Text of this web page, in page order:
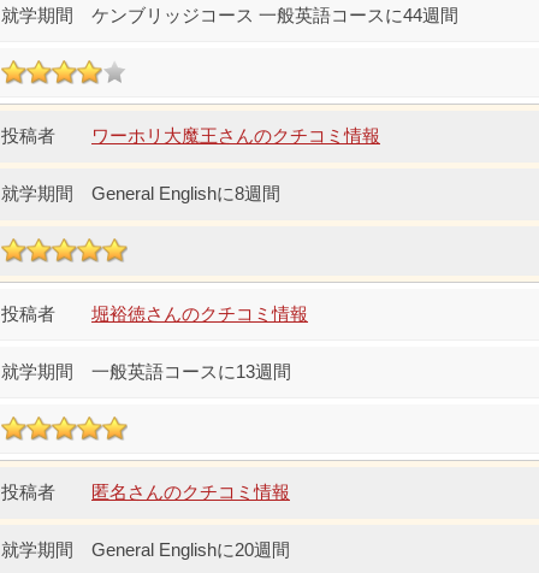
ケンブリッジコース 一般英語コースに44週間
ワーホリ大魔王さんのクチコミ情報
General Englishに8週間
堀裕徳さんのクチコミ情報
一般英語コースに13週間
匿名さんのクチコミ情報
General Englishに20週間